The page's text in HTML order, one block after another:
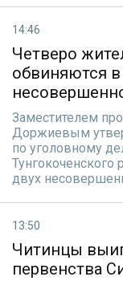
14:46
Четверо
обвиняются
Заместителем
Доржиевым
по уголовному
двух
13:50
Читинцы
первенства